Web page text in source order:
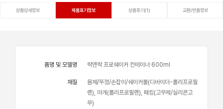
상품상세정보 제품표기정보 상품후기(1) 교환/반품정보
품명 및 모델명 락앤락 프로쉐이커 컨테이너 600ml
재질
몸체/뚜껑/손잡이/쉐이커볼(디바이더-폴리프로필
렌), 마개(폴리프로필렌), 패킹(고무제/실리콘고
무)